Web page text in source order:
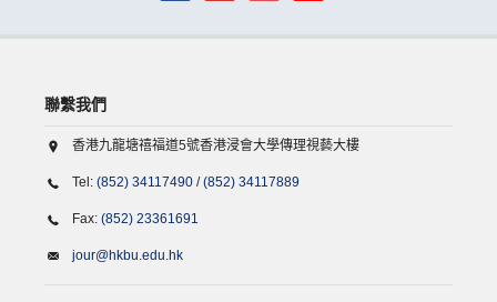
聯繫我們
香港九龍塘禧福道5號香港浸會大學傳理視藝大樓
Tel: (852) 34117490 /(852) 34117889
Fax: (852) 23361691
jour@hkbu.edu.hk